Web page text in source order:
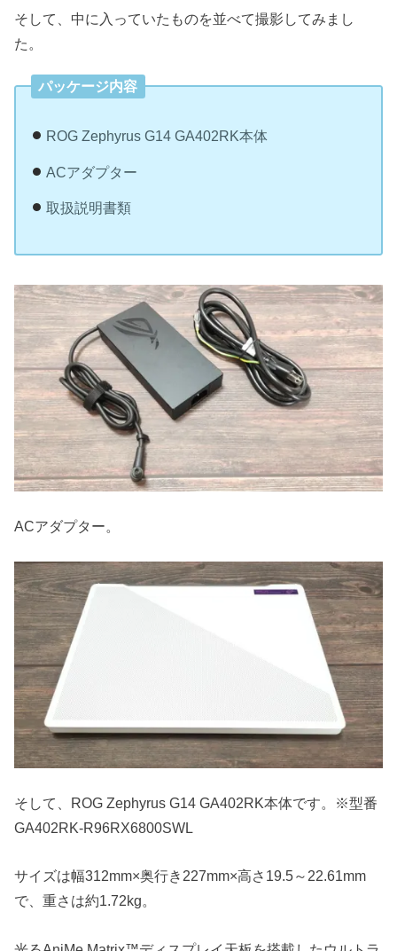
そして、中に入っていたものを並べて撮影してみまし
た。
パッケージ内容
ROG Zephyrus G14 GA402RK本体
ACアダプター
取扱説明書類
ACアダプター。
そして、ROG Zephyrus G14 GA402RK本体です。※型番
GA402RK-R96RX6800SWL
サイズは幅312mm×奥行き227mm×高さ19.5～22.61mm
で、重さは約1.72kg。